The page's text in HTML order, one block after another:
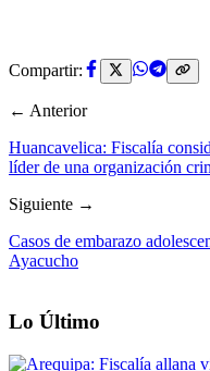
Compartir:
← Anterior
Huancavelica: Fiscalía
líder de una organización
Siguiente →
Casos de embarazo
Ayacucho
Lo Último